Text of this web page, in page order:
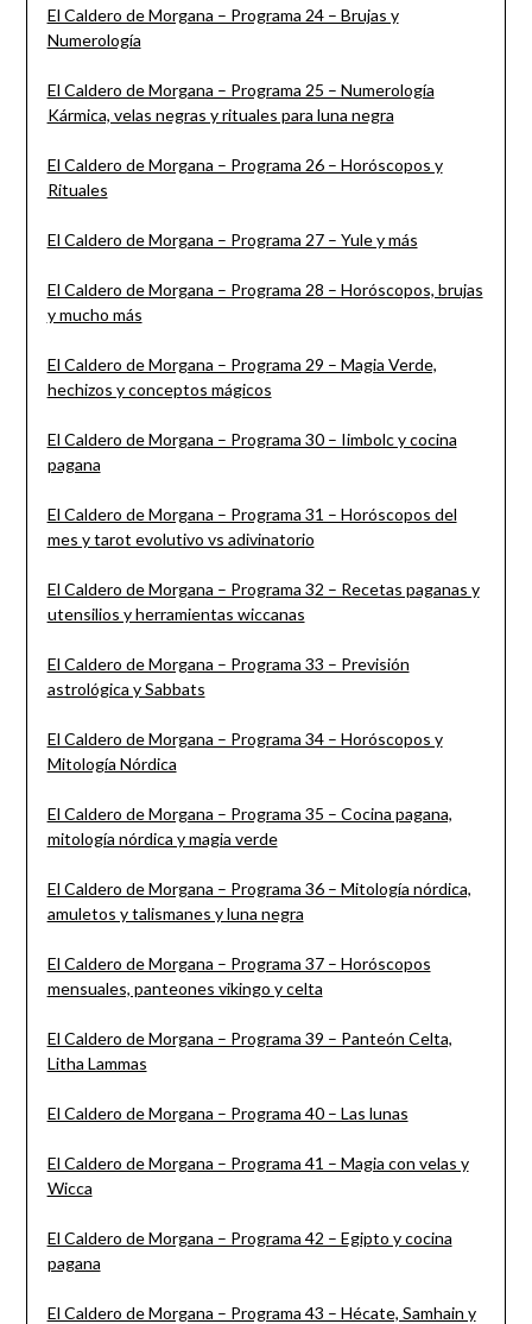
El Caldero de Morgana – Programa 24 – Brujas y
Numerología
El Caldero de Morgana – Programa 25 – Numerología
Kármica, velas negras y rituales para luna negra
El Caldero de Morgana – Programa 26 – Horóscopos y
Rituales
El Caldero de Morgana – Programa 27 – Yule y más
El Caldero de Morgana – Programa 28 – Horóscopos, brujas
y mucho más
El Caldero de Morgana – Programa 29 – Magia Verde,
hechizos y conceptos mágicos
El Caldero de Morgana – Programa 30 – Iimbolc y cocina
pagana
El Caldero de Morgana – Programa 31 – Horóscopos del
mes y tarot evolutivo vs adivinatorio
El Caldero de Morgana – Programa 32 – Recetas paganas y
utensilios y herramientas wiccanas
El Caldero de Morgana – Programa 33 – Previsión
astrológica y Sabbats
El Caldero de Morgana – Programa 34 – Horóscopos y
Mitología Nórdica
El Caldero de Morgana – Programa 35 – Cocina pagana,
mitología nórdica y magia verde
El Caldero de Morgana – Programa 36 – Mitología nórdica,
amuletos y talismanes y luna negra
El Caldero de Morgana – Programa 37 – Horóscopos
mensuales, panteones vikingo y celta
El Caldero de Morgana – Programa 39 – Panteón Celta,
Litha Lammas
El Caldero de Morgana – Programa 40 – Las lunas
El Caldero de Morgana – Programa 41 – Magia con velas y
Wicca
El Caldero de Morgana – Programa 42 – Egipto y cocina
pagana
El Caldero de Morgana – Programa 43 – Hécate, Samhain y